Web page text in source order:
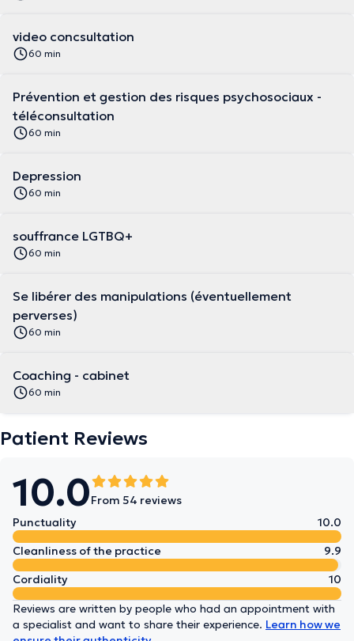
video concsultation
60 min
Prévention et gestion des risques psychosociaux -
téléconsultation
60 min
Depression
60 min
souffrance LGTBQ+
60 min
Se libérer des manipulations (éventuellement
perverses)
60 min
Coaching - cabinet
60 min
Patient Reviews
10.0From 54 reviews
Punctuality
10.0
Cleanliness of the practice
9.9
Cordiality
10
Reviews are written by people who had an appointment with
a specialist and want to share their experience. Learn how we